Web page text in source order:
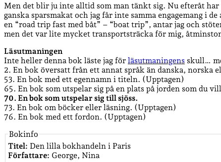
Men det blir ju inte alltid som man tänkt sig. Nu efteråt
ganska sparsmakat och jag får inte samma engagemang i
en “road trip fast med båt” – “boat trip”, antar jag och
men det var lite mycket transportsträcka för mig,
Läsutmaningen
Inte heller denna bok läste jag för läsutmaningens skull…
2. En bok översatt från ett annat språk än danska, norska
53. En bok med ett egennamn i titeln. (Upptagen)
65. En bok som utspelar sig på en plats på jorden som du
70. En bok som utspelar sig till sjöss.
73. En bok om böcker eller läsning. (Upptagen)
76. En bok med ett fordon. (Upptagen)
Bokinfo
Titel: Den lilla bokhandeln i Paris
Författare: George, Nina